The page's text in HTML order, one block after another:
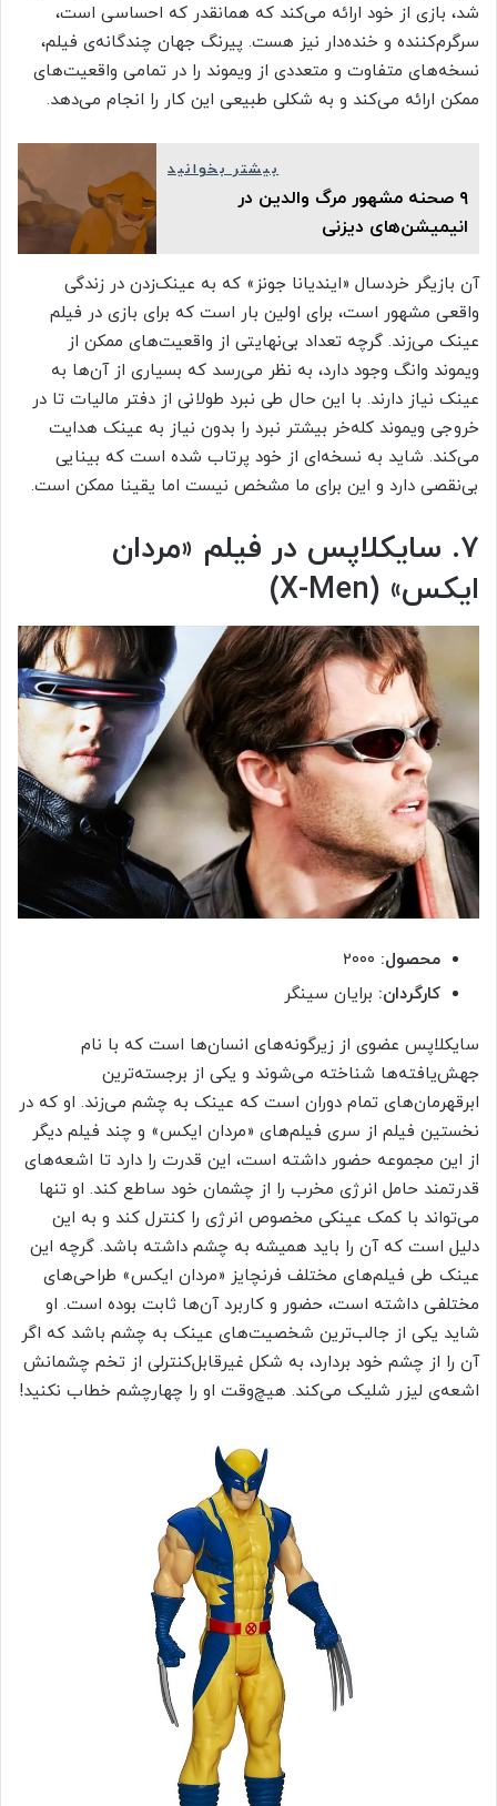
شد، بازی از خود ارائه می‌کند که همانقدر که احساسی است،
سرگرم‌کننده و خنده‌دار نیز هست. پیرنگ جهان چندگانه‌ی فیلم،
نسخه‌های متفاوت و متعددی از ویموند را در تمامی واقعیت‌های
ممکن ارائه می‌کند و به شکلی طبیعی این کار را انجام می‌دهد.
بیشتر بخوانید
۹ صحنه‌ مشهور مرگ والدین در
انیمیشن‌های دیزنی
آن بازیگر خردسال «ایندیانا جونز» که به عینک‌زدن در زندگی
واقعی مشهور است، برای اولین بار است که برای بازی در فیلم
عینک می‌زند. گرچه تعداد بی‌نهایتی از واقعیت‌های ممکن از
ویموند وانگ وجود دارد، به نظر می‌رسد که بسیاری از آن‌ها به
عینک نیاز دارند. با این حال طی نبرد طولانی از دفتر مالیات تا در
خروجی ویموند کله‌خر بیشتر نبرد را بدون نیاز به عینک هدایت
می‌کند. شاید به نسخه‌ای از خود پرتاب شده است که بینایی
بی‌نقصی دارد و این برای ما مشخص نیست اما یقینا ممکن است.
۷. سایکلاپس در فیلم «مردان
ایکس» (X-Men
)
محصول: ۲۰۰۰
کارگردان: برایان سینگر
سایکلاپس عضوی از زیرگونه‌های انسان‌ها است که با نام
جهش‌یافته‌ها شناخته می‌شوند و یکی از برجسته‌ترین
ابرقهرمان‌های تمام دوران است که عینک به چشم می‌زند. او که در
نخستین فیلم از سری فیلم‌های «مردان ایکس» و چند فیلم دیگر
از این مجموعه حضور داشته است، این قدرت را دارد تا اشعه‌های
قدرتمند حامل انرژی مخرب را از چشمان خود ساطع کند. او تنها
می‌تواند با کمک عینکی مخصوص انرژی را کنترل کند و به این
دلیل است که آن را باید همیشه به چشم داشته باشد. گرچه این
عینک طی فیلم‌های مختلف فرنچایز «مردان ایکس» طراحی‌های
مختلفی داشته است، حضور و کاربرد آن‌ها ثابت بوده است. او
شاید یکی از جالب‌ترین شخصیت‌های عینک به چشم باشد که اگر
آن‌ را از چشم خود بردارد، به شکل غیرقابل‌کنترلی از تخم چشمانش
اشعه‌ی لیزر شلیک می‌کند. هیچ‌وقت او را چهارچشم خطاب نکنید!